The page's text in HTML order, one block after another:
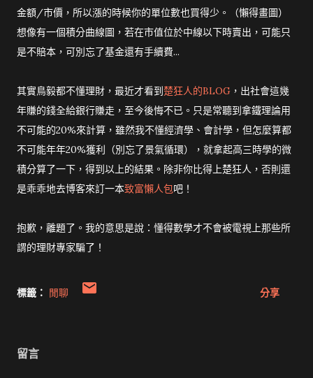
金額/市價，所以漲的時候你的單位數也買得少。（懶得畫圖）
想像有一個積分曲線圖，若在市值位於中線以下時賣出，可能只
是不賠本，可別忘了基金還有手續費...
其實鳥毅都不懂理財，最近才看到楚狂人的BLOG ，出社會這幾
年賺的錢全給銀行賺走，至今後悔不已。只是常聽到拿鐵理論用
不可能的20%來計算，雖然我不懂經濟學、會計學，但怎麼算都
不可能年年20%獲利（別忘了景氣循環），就拿起高三時學的微
積分算了一下，得到以上的結果。除非你比得上楚狂人，否則還
是乖乖地去博客來訂一本致富懶人包吧！
抱歉，離題了。我的意思是說：懂得數學才不會被電視上那些所
謂的理財專家騙了！
標籤： 閒聊 分享
留言